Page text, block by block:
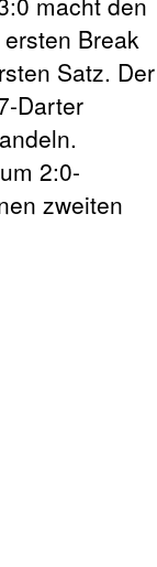
Break
Satz. Der
Darter
2:0-
zweiten